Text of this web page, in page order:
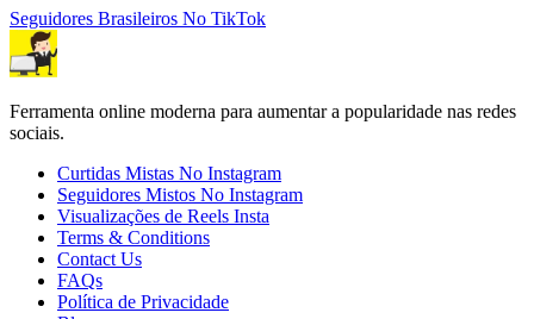
Seguidores Brasileiros No TikTok
Ferramenta online moderna para aumentar a popularidade nas redes
sociais.
Curtidas Mistas No Instagram
Seguidores Mistos No Instagram
Visualizações de Reels Insta
Terms & Conditions
Contact Us
FAQs
Política de Privacidade